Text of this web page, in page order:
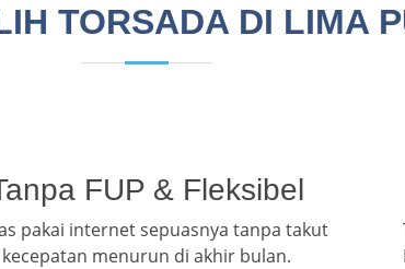
TORSADA DI LIMA
FUP & Fleksibel
pakai internet sepuasnya tanpa takut
kecepatan menurun di akhir bulan.